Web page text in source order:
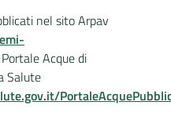
nel sito Arpav
Acque di
Salute